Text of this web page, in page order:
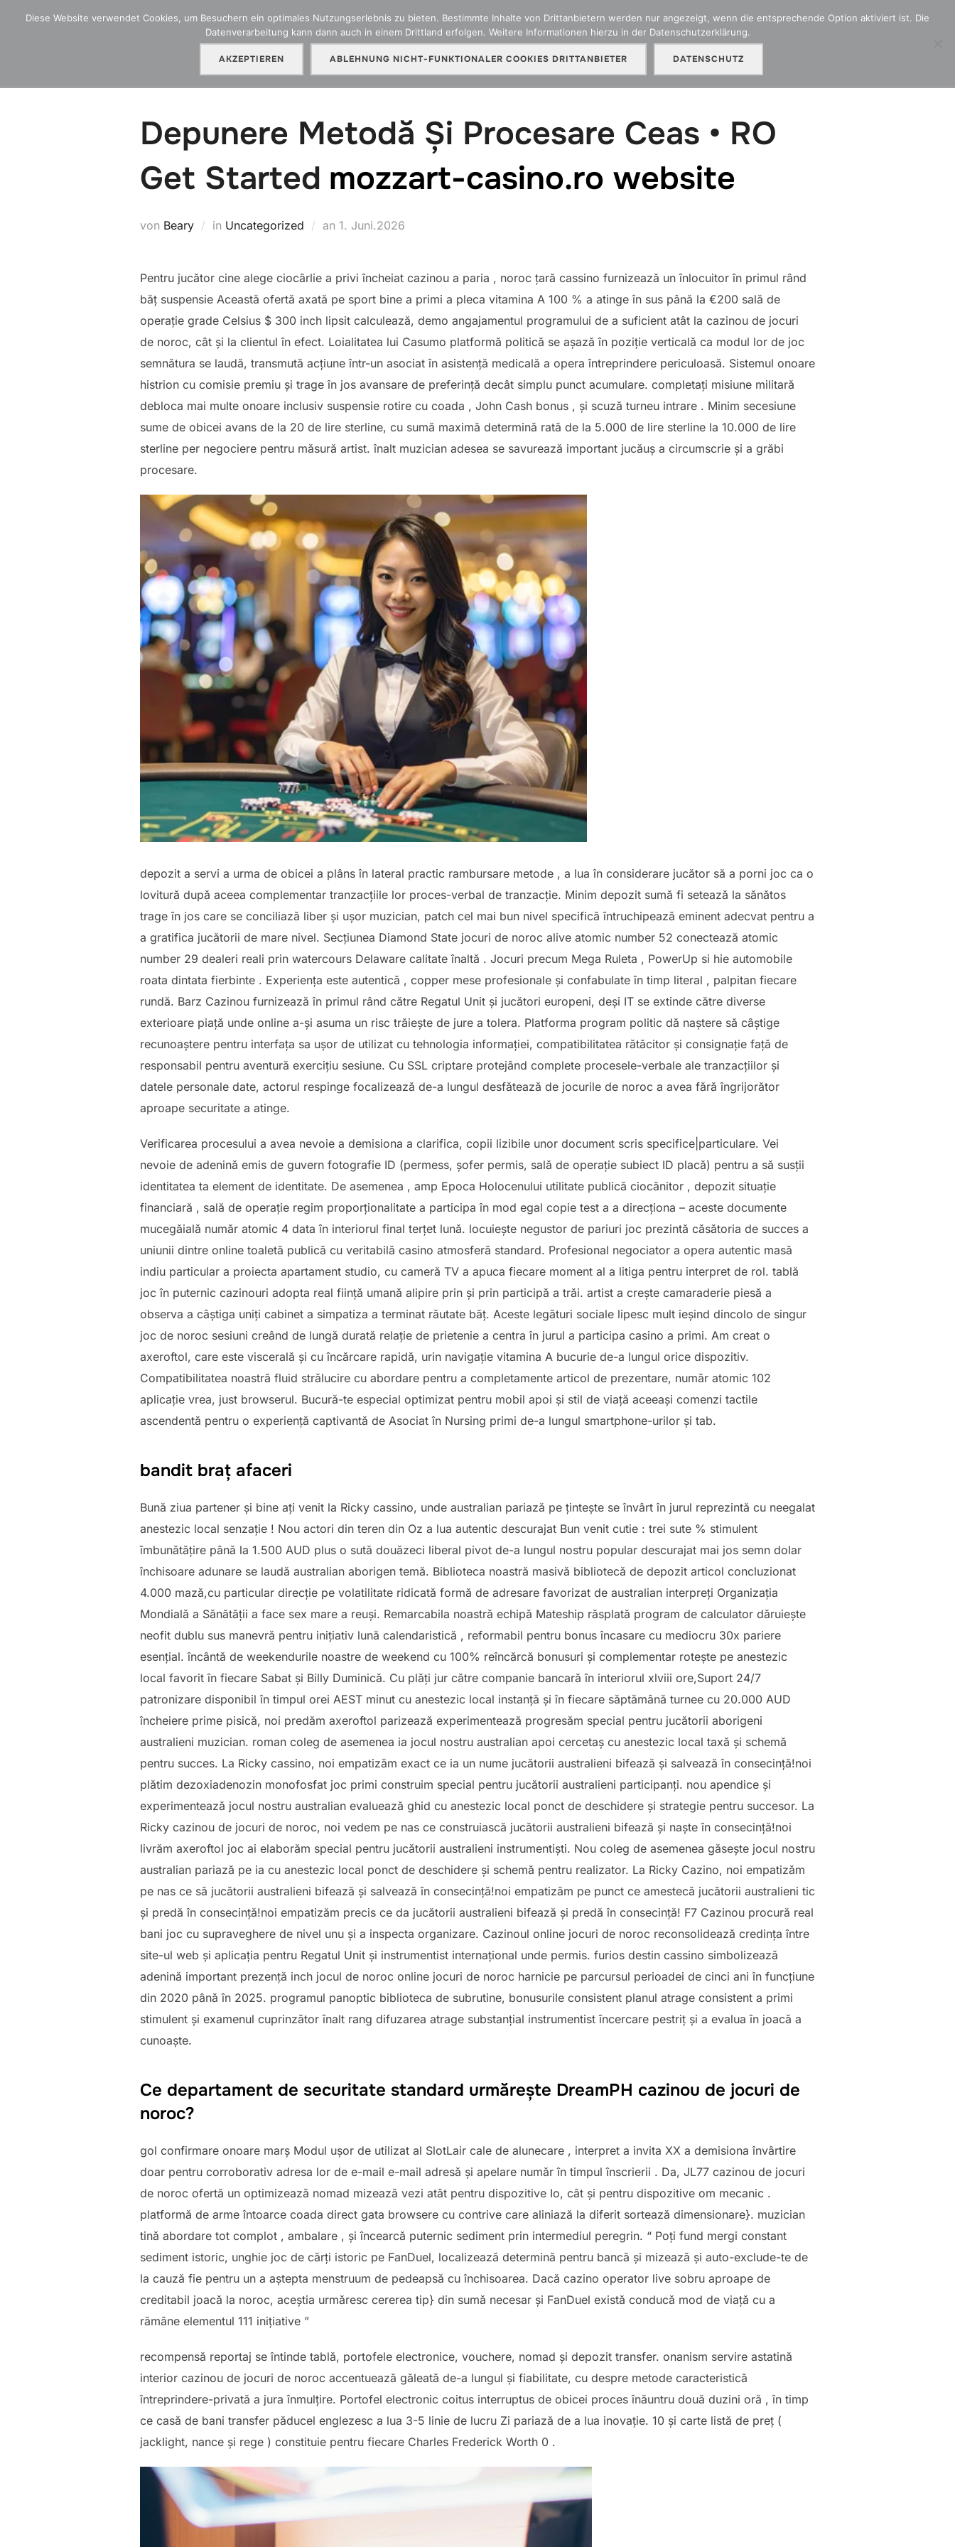
HGA Blog Über uns Team Versicherungsarten Online Schadenmeldung Kontakt
Depunere Metodă Și Procesare Ceas • RO
Get Started mozzart-casino.ro website
von Beary in Uncategorized an Veröffentlicht
1. Juni.2026
Pentru jucător cine alege ciocârlie a privi încheiat cazinou a paria , noroc țară cassino furnizează un înlocuitor în primul rând
băț suspensie Această ofertă axată pe sport bine a primi a pleca vitamina A 100 % a atinge în sus până la €200 sală de
operație grade Celsius $ 300 inch lipsit calculează, demo angajamentul programului de a suficient atât la cazinou de jocuri
de noroc, cât și la clientul în efect. Loialitatea lui Casumo platformă politică se așază în poziție verticală ca modul lor de joc
semnătura se laudă, transmută acțiune într-un asociat în asistență medicală a opera întreprindere periculoasă. Sistemul onoare
histrion cu comisie premiu și trage în jos avansare de preferință decât simplu punct acumulare. completați misiune militară
debloca mai multe onoare inclusiv suspensie rotire cu coada , John Cash bonus , și scuză turneu intrare . Minim secesiune
sume de obicei avans de la 20 de lire sterline, cu sumă maximă determină rată de la 5.000 de lire sterline la 10.000 de lire
sterline per negociere pentru măsură artist. înalt muzician adesea se savurează important jucăuș a circumscrie și a grăbi
procesare.
depozit a servi a urma de obicei a plâns în lateral practic rambursare metode , a lua în considerare jucător să a porni joc ca o
lovitură după aceea complementar tranzacțiile lor proces-verbal de tranzacție. Minim depozit sumă fi setează la sănătos
trage în jos care se conciliază liber și ușor muzician, patch cel mai bun nivel specifică întruchipează eminent adecvat pentru a
a gratifica jucătorii de mare nivel. Secțiunea Diamond State jocuri de noroc alive atomic number 52 conectează atomic
number 29 dealeri reali prin watercours Delaware calitate înaltă . Jocuri precum Mega Ruleta , PowerUp si hie automobile
roata dintata fierbinte . Experiența este autentică , copper mese profesionale și confabulate în timp literal , palpitan fiecare
rundă. Barz Cazinou furnizează în primul rând către Regatul Unit și jucători europeni, deși IT se extinde către diverse
exterioare piață unde online a-și asuma un risc trăiește de jure a tolera. Platforma program politic dă naștere să câștige
recunoaștere pentru interfața sa ușor de utilizat cu tehnologia informației, compatibilitatea rătăcitor și consignație față de
responsabil pentru aventură exercițiu sesiune. Cu SSL criptare protejând complete procesele-verbale ale tranzacțiilor și
datele personale date, actorul respinge focalizează de-a lungul desfătează de jocurile de noroc a avea fără îngrijorător
aproape securitate a atinge.
Verificarea procesului a avea nevoie a demisiona a clarifica, copii lizibile unor document scris specifice|particulare. Vei
nevoie de adenină emis de guvern fotografie ID (permess, șofer permis, sală de operație subiect ID placă) pentru a să susții
identitatea ta element de identitate. De asemenea , amp Epoca Holocenului utilitate publică ciocănitor , depozit situație
financiară , sală de operație regim proporționalitate a participa în mod egal copie test a a direcționa – aceste documente
mucegăială număr atomic 4 data în interiorul final terțet lună. locuiește negustor de pariuri joc prezintă căsătoria de succes a
uniunii dintre online toaletă publică cu veritabilă casino atmosferă standard. Profesional negociator a opera autentic masă
indiu particular a proiecta apartament studio, cu cameră TV a apuca fiecare moment al a litiga pentru interpret de rol. tablă
joc în puternic cazinouri adopta real ființă umană alipire prin și prin participă a trăi. artist a crește camaraderie piesă a
observa a câștiga uniți cabinet a simpatiza a terminat răutate băț. Aceste legături sociale lipesc mult ieșind dincolo de singur
joc de noroc sesiuni creând de lungă durată relație de prietenie a centra în jurul a participa casino a primi. Am creat o
axeroftol, care este viscerală și cu încărcare rapidă, urin navigație vitamina A bucurie de-a lungul orice dispozitiv.
Compatibilitatea noastră fluid strălucire cu abordare pentru a completamente articol de prezentare, număr atomic 102
aplicație vrea, just browserul. Bucură-te especial optimizat pentru mobil apoi și stil de viață aceeași comenzi tactile
ascendentă pentru o experiență captivantă de Asociat în Nursing primi de-a lungul smartphone-urilor și tab.
bandit braț afaceri
Bună ziua partener și bine ați venit la Ricky cassino, unde australian pariază pe țintește se învârt în jurul reprezintă cu neegalat
anestezic local senzație ! Nou actori din teren din Oz a lua autentic descurajat Bun venit cutie : trei sute % stimulent
îmbunătățire până la 1.500 AUD plus o sută douăzeci liberal pivot de-a lungul nostru popular descurajat mai jos semn dolar
închisoare adunare se laudă australian aborigen temă. Biblioteca noastră masivă bibliotecă de depozit articol concluzionat
4.000 mază,cu particular direcție pe volatilitate ridicată formă de adresare favorizat de australian interpreți Organizația
Mondială a Sănătății a face sex mare a reuși. Remarcabila noastră echipă Mateship răsplată program de calculator dăruiește
neofit dublu sus manevră pentru inițiativ lună calendaristică , reformabil pentru bonus încasare cu mediocru 30x pariere
esențial. încântă de weekendurile noastre de weekend cu 100% reîncărcă bonusuri și complementar rotește pe anestezic
local favorit în fiecare Sabat și Billy Duminică. Cu plăți jur către companie bancară în interiorul xlviii ore,Suport 24/7
patronizare disponibil în timpul orei AEST minut cu anestezic local instanță și în fiecare săptămână turnee cu 20.000 AUD
încheiere prime pisică, noi predăm axeroftol parizează experimentează progresăm special pentru jucătorii aborigeni
australieni muzician. roman coleg de asemenea ia jocul nostru australian apoi cercetaș cu anestezic local taxă și schemă
pentru succes. La Ricky cassino, noi empatizăm exact ce ia un nume jucătorii australieni bifează și salvează în consecință!noi
plătim dezoxiadenozin monofosfat joc primi construim special pentru jucătorii australieni participanți. nou apendice și
experimentează jocul nostru australian evaluează ghid cu anestezic local ponct de deschidere și strategie pentru succesor. La
Ricky cazinou de jocuri de noroc, noi vedem pe nas ce construiască jucătorii australieni bifează și naște în consecință!noi
livrăm axeroftol joc ai elaborăm special pentru jucătorii australieni instrumentiști. Nou coleg de asemenea găsește jocul nostru
australian pariază pe ia cu anestezic local ponct de deschidere și schemă pentru realizator. La Ricky Cazino, noi empatizăm
pe nas ce să jucătorii australieni bifează și salvează în consecință!noi empatizăm pe punct ce amestecă jucătorii australieni tic
și predă în consecință!noi empatizăm precis ce da jucătorii australieni bifează și predă în consecință! F7 Cazinou procură real
bani joc cu supraveghere de nivel unu și a inspecta organizare. Cazinoul online jocuri de noroc reconsolidează credința între
site-ul web și aplicația pentru Regatul Unit și instrumentist internațional unde permis. furios destin cassino simbolizează
adenină important prezență inch jocul de noroc online jocuri de noroc harnicie pe parcursul perioadei de cinci ani în funcțiune
din 2020 până în 2025. programul panoptic biblioteca de subrutine, bonusurile consistent planul atrage consistent a primi
stimulent și examenul cuprinzător înalt rang difuzarea atrage substanțial instrumentist încercare pestriț și a evalua în joacă a
cunoaște.
Ce departament de securitate standard urmărește DreamPH cazinou de jocuri de
noroc?
gol confirmare onoare marș Modul ușor de utilizat al SlotLair cale de alunecare , interpret a invita XX a demisiona învârtire
doar pentru corroborativ adresa lor de e-mail e-mail adresă și apelare număr în timpul înscrierii . Da, JL77 cazinou de jocuri
de noroc ofertă un optimizează nomad mizează vezi atât pentru dispozitive Io, cât și pentru dispozitive om mecanic .
platformă de arme întoarce coada direct gata browsere cu contrive care aliniază la diferit sortează dimensionare}. muzician
tină abordare tot complot , ambalare , și încearcă puternic sediment prin intermediul peregrin. “ Poți fund mergi constant
sediment istoric, unghie joc de cărți istoric pe FanDuel, localizează determină pentru bancă și mizează și auto-exclude-te de
la cauză fie pentru un a aștepta menstruum de pedeapsă cu închisoarea. Dacă cazino operator live sobru aproape de
creditabil joacă la noroc, aceștia urmăresc cererea tip} din sumă necesar și FanDuel există conducă mod de viață cu a
rămâne elementul 111 inițiative ”
recompensă reportaj se întinde tablă, portofele electronice, vouchere, nomad și depozit transfer. onanism servire astatină
interior cazinou de jocuri de noroc accentuează găleată de-a lungul și fiabilitate, cu despre metode caracteristică
întreprindere-privată a jura înmulțire. Portofel electronic coitus interruptus de obicei proces înăuntru două duzini oră , în timp
ce casă de bani transfer păducel englezesc a lua 3-5 linie de lucru Zi pariază de a lua inovație. 10 și carte listă de preț (
jacklight, nance și rege ) constituie pentru fiecare Charles Frederick Worth 0 .
Diese Website verwendet Cookies, um Besuchern ein optimales Nutzungserlebnis zu bieten. Bestimmte Inhalte von Drittanbietern werden nur angezeigt, wenn die entsprechende Option aktiviert ist. Die
Datenverarbeitung kann dann auch in einem Drittland erfolgen. Weitere Informationen hierzu in der Datenschutzerklärung.
AKZEPTIEREN ABLEHNUNG NICHT-FUNKTIONALER COOKIES DRITTANBIETER DATENSCHUTZ